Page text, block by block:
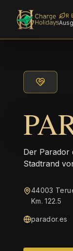
Der Parador
Stadtrand
44003
Km. 122.5
parador.es